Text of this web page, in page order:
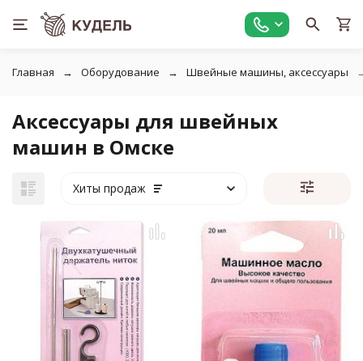
Главная Оборудование Швейные машины, аксессуары
Аксессуары для швейных
машин в Омске
Хиты продаж